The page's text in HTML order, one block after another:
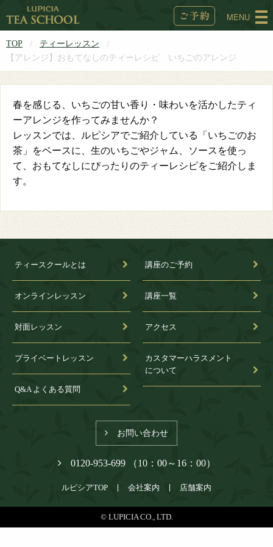
MENU
TOP
ティーレッスン
【アレンジ】おもてなしのティーレシピ いちごのアレンジ
春を感じる、いちごの甘い香り・味わいを活かしたティ
ーアレンジを作ってみませんか？
レッスンでは、ルピシアでご紹介している「いちごのお
茶」をベースに、生のいちごやジャム、ソースを使っ
て、おもてなしにぴったりのティーレシピをご紹介しま
す。
ティースクールとは
オンラインレッスン
対面レッスン
プライベートレッスン
Q&A よくある質問
講座のご予約
講座一覧
アクセス
カスタマーハラスメント
について
お問い合わせ
0120-953-699 （10：00～16：00）
ルピシアTOP 会社案内 店舗案内
© LUPICIA CO., LTD.